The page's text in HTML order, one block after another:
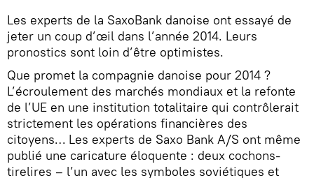
Les experts de la SaxoBank danoise ont essayé de
jeter un coup d’œil dans l’année 2014. Leurs
pronostics sont loin d’être optimistes.
Que promet la compagnie danoise pour 2014 ?
L’écroulement des marchés mondiaux et la refonte
de l’UE en une institution totalitaire qui contrôlerait
strictement les opérations financières des
citoyens… Les experts de Saxo Bank A/S ont même
publié une caricature éloquente : deux cochons-
tirelires – l’un avec les symboles soviétiques et